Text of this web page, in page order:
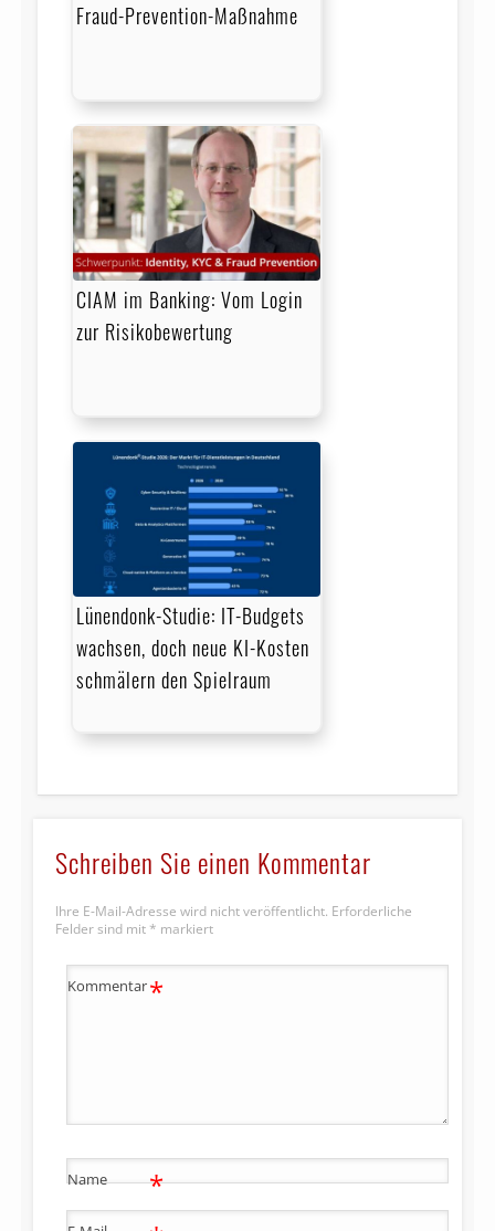
Fraud-Prevention-Maßnahme
CIAM im Banking: Vom Login
zur Risikobewertung
Lünendonk-Studie: IT-Budgets
wachsen, doch neue KI-Kosten
schmälern den Spielraum
Schreiben Sie einen Kommentar
Ihre E-Mail-Adresse wird nicht veröffentlicht. Erforderliche
Felder sind mit * markiert
Kommentar*
Name *